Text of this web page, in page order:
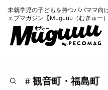
未就学児の子どもを持つパパママ向
ェブマガジン【Muguuu（むぎゅー）
# 観音町・福島町